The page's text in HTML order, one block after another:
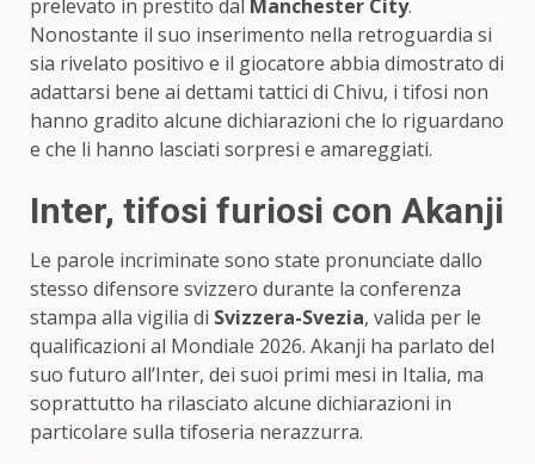
prelevato in prestito dal Manchester City.
Nonostante il suo inserimento nella retroguardia si
sia rivelato positivo e il giocatore abbia dimostrato di
adattarsi bene ai dettami tattici di Chivu, i tifosi non
hanno gradito alcune dichiarazioni che lo riguardano
e che li hanno lasciati sorpresi e amareggiati.
Inter, tifosi furiosi con Akanji
Le parole incriminate sono state pronunciate dallo
stesso difensore svizzero durante la conferenza
stampa alla vigilia di Svizzera-Svezia, valida per le
qualificazioni al Mondiale 2026. Akanji ha parlato del
suo futuro all’Inter, dei suoi primi mesi in Italia, ma
soprattutto ha rilasciato alcune dichiarazioni in
particolare sulla tifoseria nerazzurra.